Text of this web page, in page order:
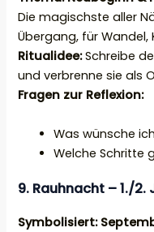
Die magischste aller
Übergang, für
Ritualidee:Schreibe
und verbrenne sie als
Fragen zur Reflexion:
Was wünsche
Welche Schritte
9. Rauhnacht – 1./2.
Symbolisiert: